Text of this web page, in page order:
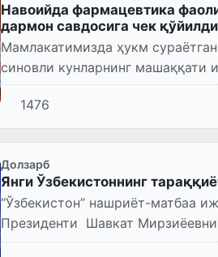
Навоийда фармацевтика
дармон савдосига чек қўйилди
Мамлакатимизда ҳукм
синовли кунларнинг машаққати
эканлигини синаётга...
1476
Долзарб
Янги Ўзбекистоннинг
“Ўзбекистон” нашриёт-матбаа
Президенти Шавкат
чиқарилди.